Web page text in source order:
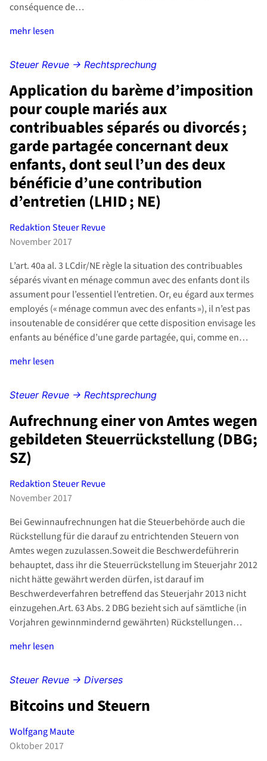
conséquence de…
mehr lesen
Steuer Revue → Rechtsprechung
Application du barème d’imposition
pour couple mariés aux
contribuables séparés ou divorcés ;
garde partagée concernant deux
enfants, dont seul l’un des deux
bénéficie d’une contribution
d’entretien (LHID ; NE)
Redaktion Steuer Revue
November 2017
L’art. 40a al. 3 LCdir/NE règle la situation des contribuables
séparés vivant en ménage commun avec des enfants dont ils
assument pour l’essentiel l’entretien. Or, eu égard aux termes
employés (« ménage commun avec des enfants »), il n’est pas
insoutenable de considérer que cette disposition envisage les
enfants au bénéfice d’une garde partagée, qui, comme en…
mehr lesen
Steuer Revue → Rechtsprechung
Aufrechnung einer von Amtes wegen
gebildeten Steuerrückstellung (DBG;
SZ)
Redaktion Steuer Revue
November 2017
Bei Gewinnaufrechnungen hat die Steuerbehörde auch die
Rückstellung für die darauf zu entrichtenden Steuern von
Amtes wegen zuzulassen.Soweit die Beschwerdeführerin
behauptet, dass ihr die Steuerrückstellung im Steuerjahr 2012
nicht hätte gewährt werden dürfen, ist darauf im
Beschwerdeverfahren betreffend das Steuerjahr 2013 nicht
einzugehen.Art. 63 Abs. 2 DBG bezieht sich auf sämtliche (in
Vorjahren gewinnmindernd gewährten) Rückstellungen…
mehr lesen
Steuer Revue → Diverses
Bitcoins und Steuern
Wolfgang Maute
Oktober 2017